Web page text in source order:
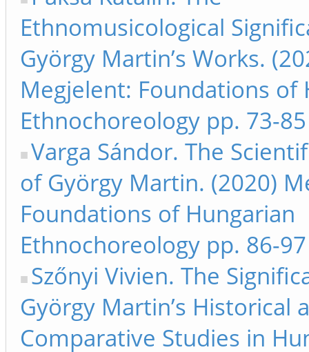
Ethnomusicological
György Martin’s Works.
Megjelent: Foundations of
Ethnochoreology pp. 73-85
Varga Sándor. The
of György Martin. (2020)
Foundations of Hungarian
Ethnochoreology pp. 86-97
Szőnyi Vivien. The
György Martin’s Historical
Comparative Studies in